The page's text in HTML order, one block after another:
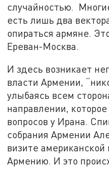
случайностью.
есть лишь два
опираться армяне.
Ереван-Москва.
И здесь возникает
власти Армении,
улыбаясь всем
направлении,
вопросов у Ирана.
собрания Армении
визите
Армению. И это